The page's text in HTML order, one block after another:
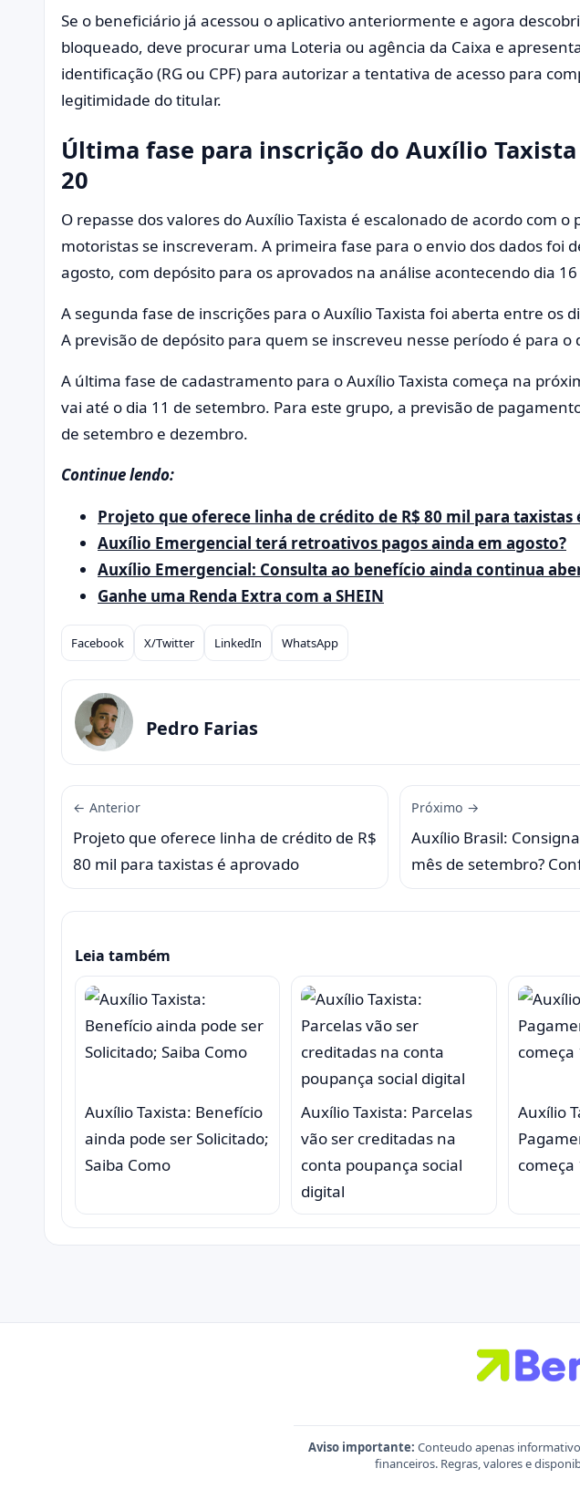
Se o beneficiário já acessou o aplicativo anteriormente e agora
bloqueado, deve procurar uma Loteria ou agência da Caixa e
identificação (RG ou CPF) para autorizar a tentativa de acesso para
legitimidade do titular.
Última fase para inscrição do Auxílio
20
O repasse dos valores do Auxílio Taxista é escalonado de acordo com o
motoristas se inscreveram. A primeira fase para o envio dos dados foi
agosto, com depósito para os aprovados na análise acontecendo dia
A segunda fase de inscrições para o Auxílio Taxista foi aberta entre os
A previsão de depósito para quem se inscreveu nesse período é para o
A última fase de cadastramento para o Auxílio Taxista começa na
vai até o dia 11 de setembro. Para este grupo, a previsão de
de setembro e dezembro.
Continue lendo:
Projeto que oferece linha de crédito de R$ 80 mil para taxistas
Auxílio Emergencial terá retroativos pagos ainda em agosto?
Auxílio Emergencial: Consulta ao benefício ainda continua
Ganhe uma Renda Extra com a SHEIN
Compartilhar
Facebook X/Twitter LinkedIn WhatsApp
Pedro Farias
← Anterior
Projeto que oferece linha de crédito de R$
80 mil para taxistas é aprovado
Próximo →
Auxílio Brasil:
mês de setembro?
Leia também
Auxílio Taxista: Benefício
ainda pode ser Solicitado;
Saiba Como
Auxílio Taxista: Parcelas
vão ser creditadas na
conta poupança social
digital
Auxílio
começa
Aviso importante: Conteudo apenas
financeiros. Regras, valores e